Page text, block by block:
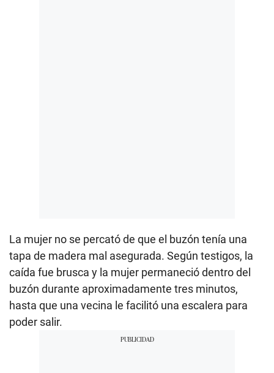
La mujer no se percató de que el buzón tenía una
tapa de madera mal asegurada. Según testigos, la
caída fue brusca y la mujer permaneció dentro del
buzón durante aproximadamente tres minutos,
hasta que una vecina le facilitó una escalera para
poder salir.